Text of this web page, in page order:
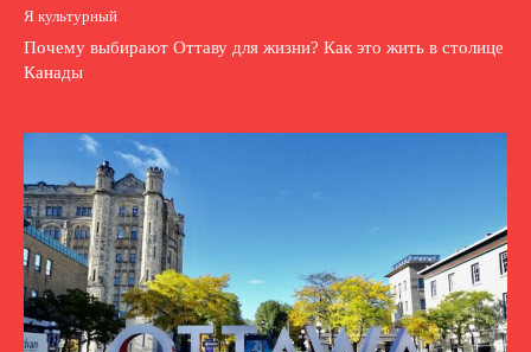
Я культурный
Почему выбирают Оттаву для жизни? Как это жить в столице
Канады